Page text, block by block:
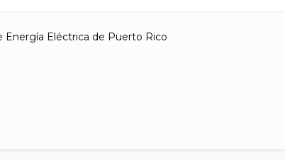
Energía Eléctrica de Puerto Rico